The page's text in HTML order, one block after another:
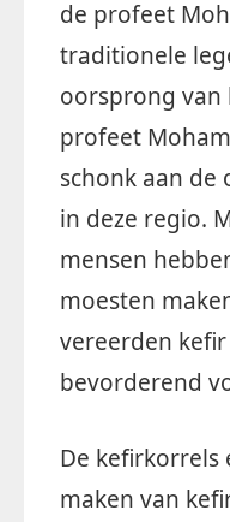
de profeet
traditionele
oorsprong van
profeet
schonk aan
in deze regio.
mensen
moesten
vereerden
bevorderend
De
maken van